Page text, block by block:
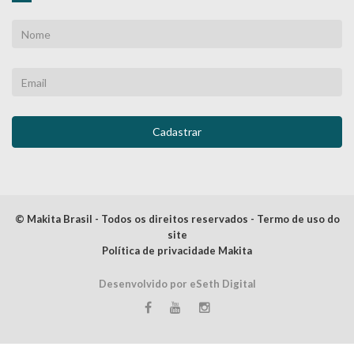
© Makita Brasil - Todos os direitos reservados - Termo de uso do
site
Política de privacidade Makita
Desenvolvido por eSeth Digital